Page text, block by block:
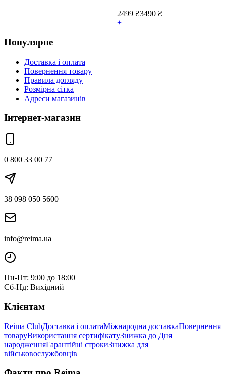
2499 ₴3490 ₴
+
Популярне
Доставка і оплата
Повернення товару
Правила догляду
Розмірна сітка
Адреси магазинів
Інтернет-магазин
0 800 33 00 77
38 098 050 5600
info@reima.ua
Пн-Пт: 9:00 до 18:00
Сб-Нд: Вихідний
Клієнтам
Reima ClubДоставка і оплатаМіжнародна доставкаПовернення
товаруВикористання сертифікатуЗнижка до Дня
народженняГарантійні строкиЗнижка для
військовослужбовців